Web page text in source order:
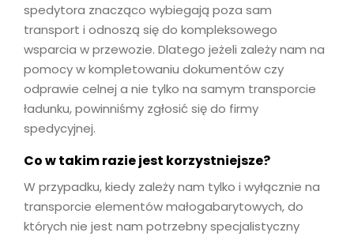
spedytora znacząco wybiegają poza sam
transport i odnoszą się do kompleksowego
wsparcia w przewozie. Dlatego jeżeli zależy nam na
pomocy w kompletowaniu dokumentów czy
odprawie celnej a nie tylko na samym transporcie
ładunku, powinniśmy zgłosić się do firmy
spedycyjnej.
Co w takim razie jest korzystniejsze?
W przypadku, kiedy zależy nam tylko i wyłącznie na
transporcie elementów małogabarytowych, do
których nie jest nam potrzebny specjalistyczny